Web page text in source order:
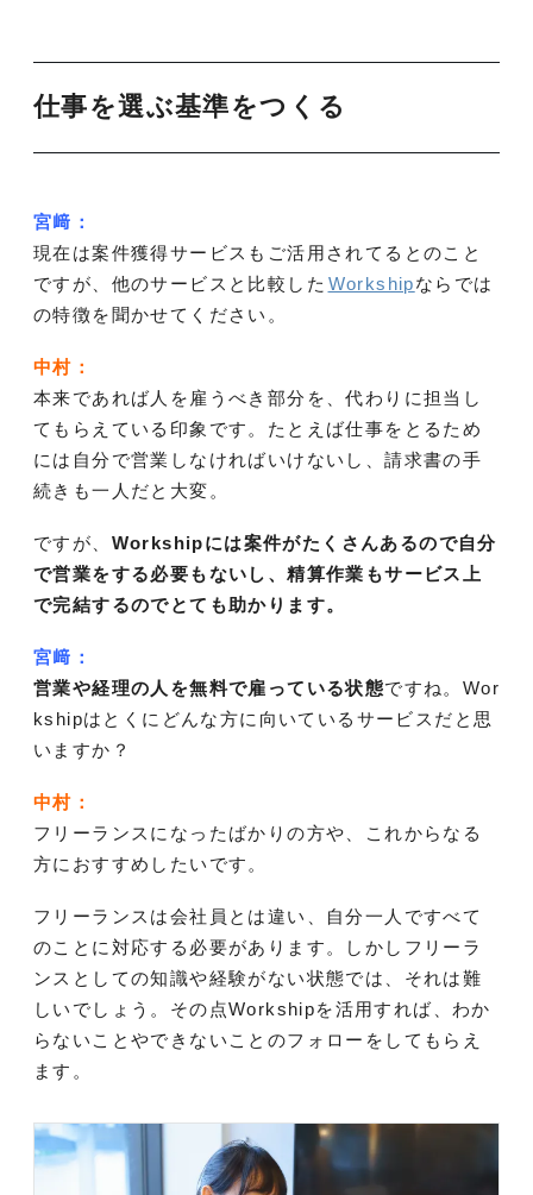
仕事を選ぶ基準をつくる
宮﨑：
現在は案件獲得サービスもご活用されてるとのこと
ですが、他のサービスと比較した Workshipならでは
の特徴を聞かせてください。
中村：
本来であれば人を雇うべき部分を、代わりに担当し
てもらえている印象です。たとえば仕事をとるため
には自分で営業しなければいけないし、請求書の手
続きも一人だと大変。
ですが、 Workshipには案件がたくさんあるので自分
で営業をする必要もないし、精算作業もサービス上
で完結するのでとても助かります。
宮﨑：
営業や経理の人を無料で雇っている状態ですね。Wor
kshipはとくにどんな方に向いているサービスだと思
いますか？
中村：
フリーランスになったばかりの方や、これからなる
方におすすめしたいです。
フリーランスは会社員とは違い、自分一人ですべて
のことに対応する必要があります。しかしフリーラ
ンスとしての知識や経験がない状態では、それは難
しいでしょう。その点Workshipを活用すれば、わか
らないことやできないことのフォローをしてもらえ
ます。